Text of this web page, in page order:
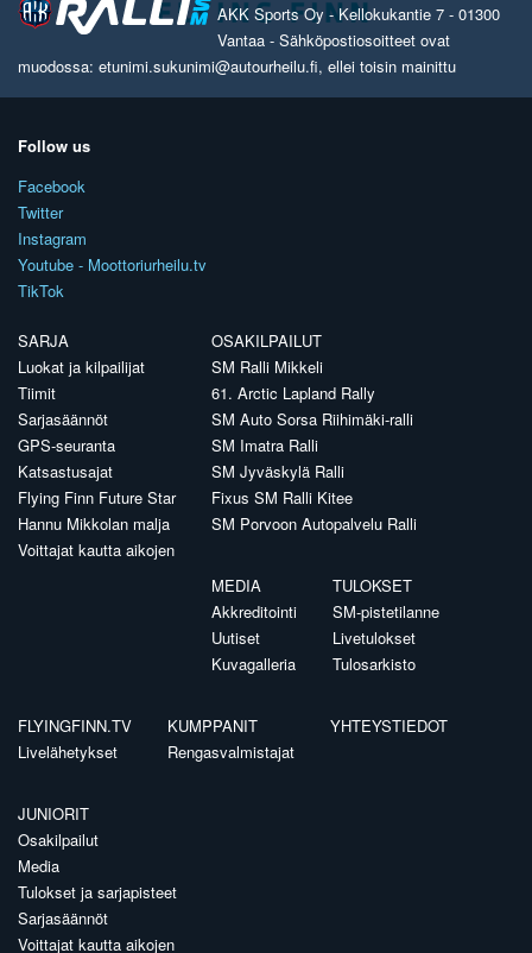
AKK Sports Oy - Kellokukantie 7 - 01300
Vantaa - Sähköpostiosoitteet ovat
muodossa: etunimi.sukunimi@autourheilu.fi, ellei toisin mainittu
Follow us
Facebook
Twitter
Instagram
Youtube - Moottoriurheilu.tv
TikTok
SARJA
Luokat ja kilpailijat
Tiimit
Sarjasäännöt
GPS-seuranta
Katsastusajat
Flying Finn Future Star
Hannu Mikkolan malja
Voittajat kautta aikojen
OSAKILPAILUT
SM Ralli Mikkeli
61. Arctic Lapland Rally
SM Auto Sorsa Riihimäki-ralli
SM Imatra Ralli
SM Jyväskylä Ralli
Fixus SM Ralli Kitee
SM Porvoon Autopalvelu Ralli
MEDIA
Akkreditointi
Uutiset
Kuvagalleria
TULOKSET
SM-pistetilanne
Livetulokset
Tulosarkisto
FLYINGFINN.TV
Livelähetykset
KUMPPANIT
Rengasvalmistajat
YHTEYSTIEDOT
JUNIORIT
Osakilpailut
Media
Tulokset ja sarjapisteet
Sarjasäännöt
Voittajat kautta aikojen